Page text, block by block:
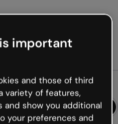
en ligne
formats
important
and those of third
variety of features,
and show you additional
your preferences and